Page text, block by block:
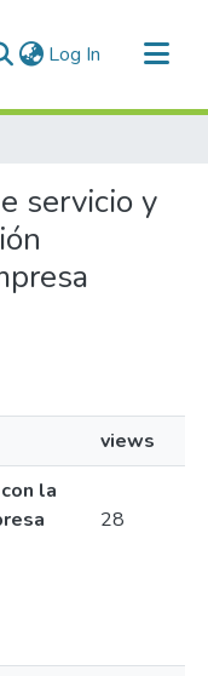
Log In (current)
servicio y
views
la
28